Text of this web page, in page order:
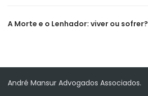
A Morte e o Lenhador: viver ou sofrer?
André Mansur Advogados Associados.